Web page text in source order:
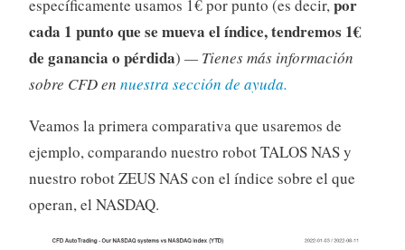
específicamente usamos 1€ por punto (es decir,por
cada 1 punto que se mueva el índice, tendremos 1€
de ganancia o pérdida) — Tienes más información
sobre CFD en nuestra sección de ayuda.
Veamos la primera comparativa que usaremos de
ejemplo, comparando nuestro robot TALOS NAS y
nuestro robot ZEUS NAS con el índice sobre el que
operan, el NASDAQ.